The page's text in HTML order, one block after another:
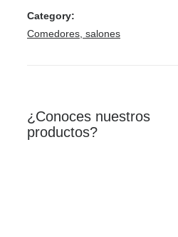
Category:
Comedores, salones
¿Conoces nuestros
productos?